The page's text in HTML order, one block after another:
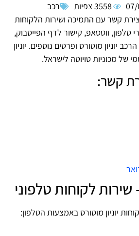
3558 צפיות
רכב
קשר עם התמיכה ושירות הלקוחות
טלפון, ווטסאפ, קישור לדף הפייסבוק,
יוניון מוטורס ופרטים נוספים. יוניון
של מכוניות טויוטה לישראל.
קשר:
שירות לקוחות טלפוני
יוניון מוטורס באמצעות הטלפון: